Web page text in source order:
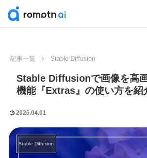
記事一覧 Stable Diffusion
Stable Diffusionで画像を高
機能『Extras』の使い方を紹
2026.04.01
Stable Diffusion